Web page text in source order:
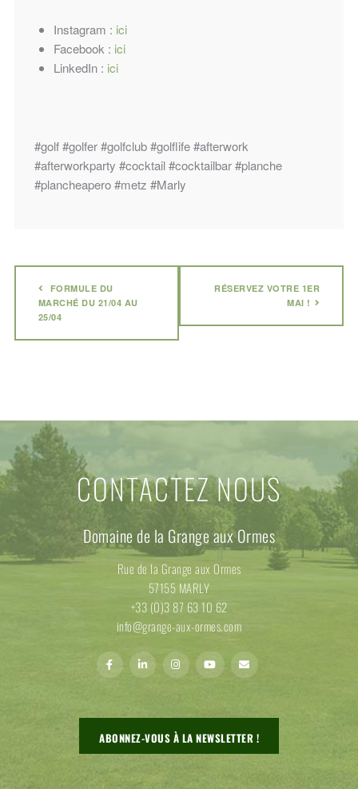
Instagram : ici
Facebook : ici
LinkedIn : ici
#golf #golfer #golfclub #golflife #afterwork
#afterworkparty #cocktail #cocktailbar #planche
#plancheapero #metz #Marly
FORMULE DU
MARCHÉ DU 21/04 AU
25/04
RÉSERVEZ VOTRE 1ER
MAI !
CONTACTEZ NOUS
Domaine de la Grange aux Ormes
Rue de la Grange aux Ormes
57155 MARLY
+33 (0)3 87 63 10 62
info@grange-aux-ormes.com
ABONNEZ-VOUS À LA NEWSLETTER !